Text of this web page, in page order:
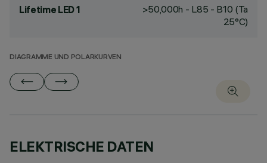
Lifetime LED 1
>50,000h - L85 - B10 (Ta
25°C)
DIAGRAMME UND POLARKURVEN
ELEKTRISCHE DATEN